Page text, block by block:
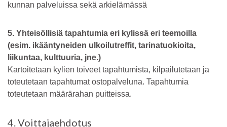
kunnan palveluissa sekä arkielämässä
5. Yhteisöllisiä tapahtumia eri kylissä eri teemoilla
(esim. ikääntyneiden ulkoilutreffit, tarinatuokioita,
liikuntaa, kulttuuria, jne.)
Kartoitetaan kylien toiveet tapahtumista, kilpailutetaan ja
toteutetaan tapahtumat ostopalveluna. Tapahtumia
toteutetaan määrärahan puitteissa.
4. Voittajaehdotus